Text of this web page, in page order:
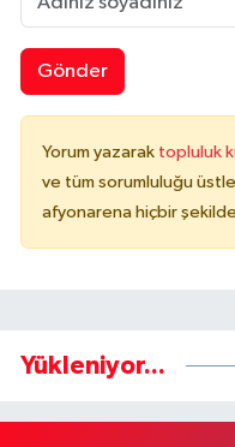
Gönder
Yorum yazarak topluluk
ve tüm sorumluluğu
afyonarena hiçbir
Yükleniyor...